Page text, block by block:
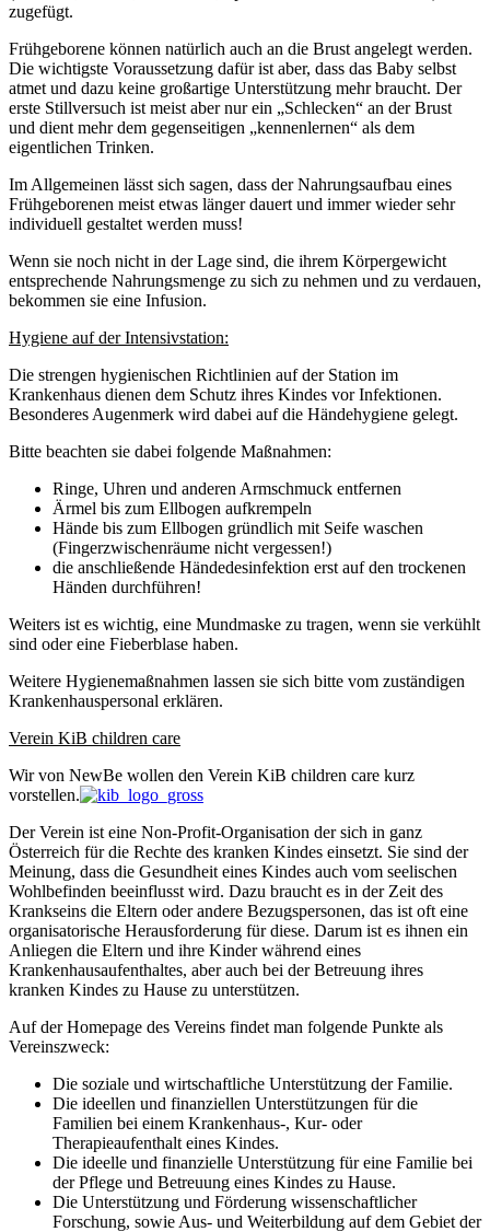
zugefügt.
Frühgeborene können natürlich auch an die Brust angelegt werden.
Die wichtigste Voraussetzung dafür ist aber, dass das Baby selbst
atmet und dazu keine großartige Unterstützung mehr braucht. Der
erste Stillversuch ist meist aber nur ein „Schlecken“ an der Brust
und dient mehr dem gegenseitigen „kennenlernen“ als dem
eigentlichen Trinken.
Im Allgemeinen lässt sich sagen, dass der Nahrungsaufbau eines
Frühgeborenen meist etwas länger dauert und immer wieder sehr
individuell gestaltet werden muss!
Wenn sie noch nicht in der Lage sind, die ihrem Körpergewicht
entsprechende Nahrungsmenge zu sich zu nehmen und zu verdauen,
bekommen sie eine Infusion.
Hygiene auf der Intensivstation:
Die strengen hygienischen Richtlinien auf der Station im
Krankenhaus dienen dem Schutz ihres Kindes vor Infektionen.
Besonderes Augenmerk wird dabei auf die Händehygiene gelegt.
Bitte beachten sie dabei folgende Maßnahmen:
Ringe, Uhren und anderen Armschmuck entfernen
Ärmel bis zum Ellbogen aufkrempeln
Hände bis zum Ellbogen gründlich mit Seife waschen
(Fingerzwischenräume nicht vergessen!)
die anschließende Händedesinfektion erst auf den trockenen
Händen durchführen!
Weiters ist es wichtig, eine Mundmaske zu tragen, wenn sie verkühlt
sind oder eine Fieberblase haben.
Weitere Hygienemaßnahmen lassen sie sich bitte vom zuständigen
Krankenhauspersonal erklären.
Verein KiB children care
Wir von NewBe wollen den Verein KiB children care kurz
vorstellen.
Der Verein ist eine Non-Profit-Organisation der sich in ganz
Österreich für die Rechte des kranken Kindes einsetzt. Sie sind der
Meinung, dass die Gesundheit eines Kindes auch vom seelischen
Wohlbefinden beeinflusst wird. Dazu braucht es in der Zeit des
Krankseins die Eltern oder andere Bezugspersonen, das ist oft eine
organisatorische Herausforderung für diese. Darum ist es ihnen ein
Anliegen die Eltern und ihre Kinder während eines
Krankenhausaufenthaltes, aber auch bei der Betreuung ihres
kranken Kindes zu Hause zu unterstützen.
Auf der Homepage des Vereins findet man folgende Punkte als
Vereinszweck:
Die soziale und wirtschaftliche Unterstützung der Familie.
Die ideellen und finanziellen Unterstützungen für die
Familien bei einem Krankenhaus-, Kur- oder
Therapieaufenthalt eines Kindes.
Die ideelle und finanzielle Unterstützung für eine Familie bei
der Pflege und Betreuung eines Kindes zu Hause.
Die Unterstützung und Förderung wissenschaftlicher
Forschung, sowie Aus- und Weiterbildung auf dem Gebiet der